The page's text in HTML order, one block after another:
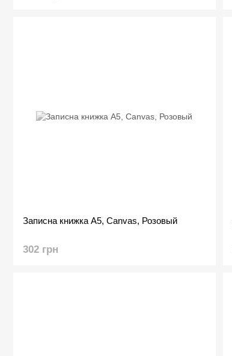
Записна книжка А5, Canvas, Розовый
302 грн